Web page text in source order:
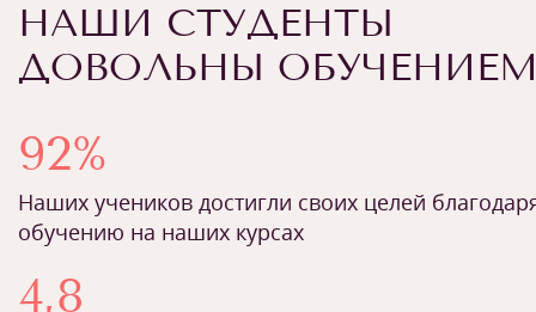
НАШИ СТУДЕНТЫ
ДОВОЛЬНЫ
92%
Наших учеников достигли своих целей
обучению на наших курсах
4,8